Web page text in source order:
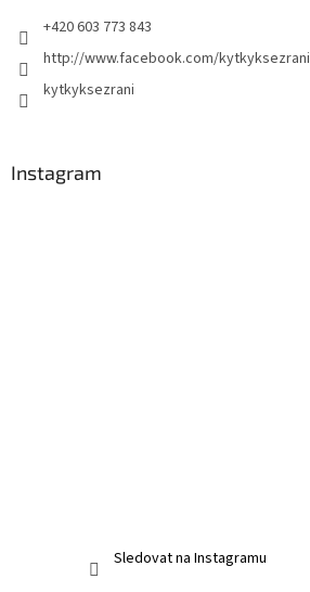
+420 603 773 843
http://www.facebook.com/kytkyksezrani
kytkyksezrani
Instagram
Sledovat na Instagramu